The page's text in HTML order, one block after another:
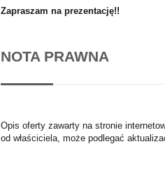
Zapraszam na prezentację!!
NOTA PRAWNA
Opis oferty zawarty na stronie
od właściciela, może podlegać